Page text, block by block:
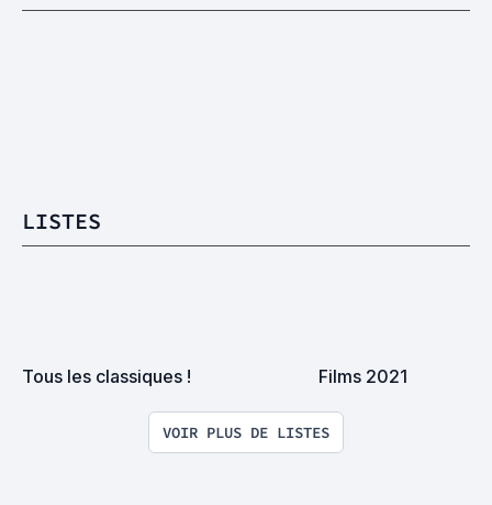
LISTES
Tous les classiques ! Films 2021
VOIR PLUS DE LISTES